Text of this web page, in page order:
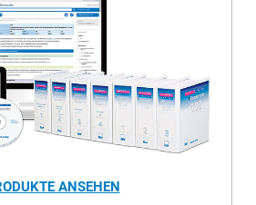
ANSEHEN